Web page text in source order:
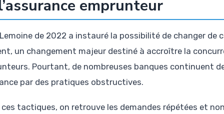
emprunteur
de 2022 a instauré la possibilité de changer
un changement majeur destiné à accroître la
Pourtant, de nombreuses banques continuent
par des pratiques obstructives.
ces tactiques, on retrouve les demandes répétées et